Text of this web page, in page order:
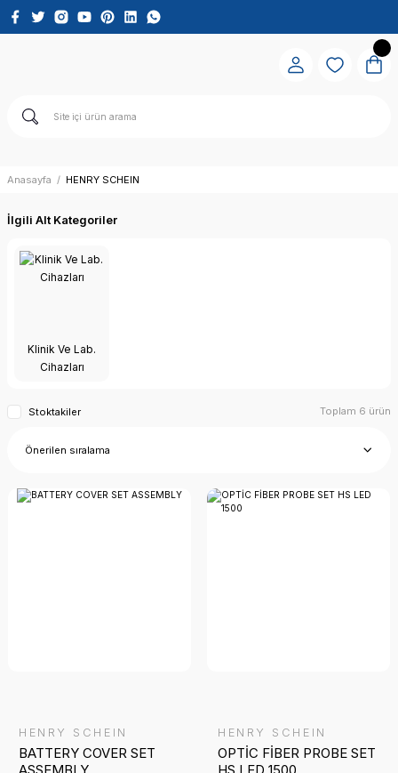
Anasayfa HENRY SCHEIN
İlgili Alt Kategoriler
Klinik Ve Lab.
Cihazları
Stoktakiler Toplam 6 ürün
HENRY SCHEIN
BATTERY COVER SET
HENRY SCHEIN
OPTİC FİBER PROBE SET